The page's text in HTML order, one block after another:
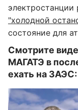
электростанции
"холодной
состояние для
Смотрите
МАГАТЭ в
ехать на ЗАЭС: